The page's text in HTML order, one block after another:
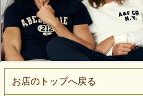
お店のトップへ戻る